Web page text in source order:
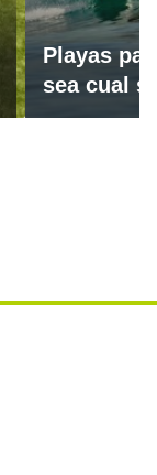
Playas
sea cual